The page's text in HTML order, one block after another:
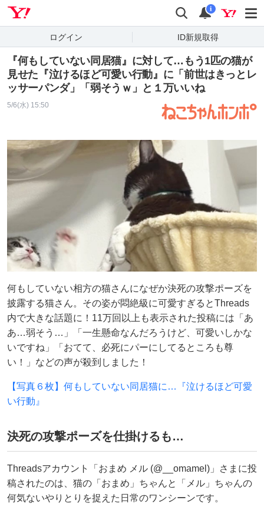
検索 通知
i
ログイン ID新規取得
『何もしていない同居猫』に対して…もう1匹の猫が
見せた『泣けるほど可愛い行動』に「前世はきっとレ
ッサーパンダ」「弱そうｗ」と１万いいね
5/6(水) 15:50
何もしていない相方の猫さんになぜか決死の攻撃ポーズを
披露する猫さん。その姿が悶絶級に可愛すぎるとThreads
内で大きな話題に！11万回以上も表示された投稿には「あ
あ…弱そう…」「一生懸命なんだろうけど、可愛いしかな
いですね」「おてて、必死にパーにしてるところも尊
い！」などの声が殺到しました！
【写真６枚】何もしていない同居猫に…『泣けるほど可愛
い行動』
決死の攻撃ポーズを仕掛けるも…
Threadsアカウント「おまめ メル (@__omamel)」さまに投
稿されたのは、猫の「おまめ」ちゃんと「メル」ちゃんの
何気ないやりとりを捉えた日常のワンシーンです。